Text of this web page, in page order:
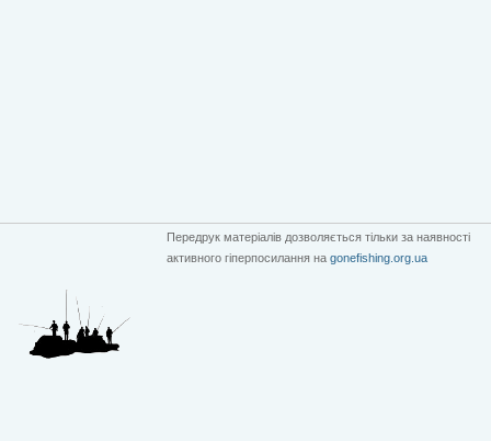
Передрук матеріалів дозволяється тільки за наявності
активного гіперпосилання на gonefishing.org.ua